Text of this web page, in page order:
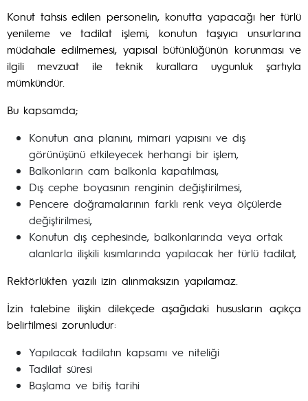
Konut tahsis edilen personelin, konutta yapacağı her türlü
yenileme ve tadilat işlemi, konutun taşıyıcı unsurlarına
müdahale edilmemesi, yapısal bütünlüğünün korunması ve
ilgili mevzuat ile teknik kurallara uygunluk şartıyla
mümkündür.
Bu kapsamda;
Konutun ana planını, mimari yapısını ve dış
görünüşünü etkileyecek herhangi bir işlem,
Balkonların cam balkonla kapatılması,
Dış cephe boyasının renginin değiştirilmesi,
Pencere doğramalarının farklı renk veya ölçülerde
değiştirilmesi,
Konutun dış cephesinde, balkonlarında veya ortak
alanlarla ilişkili kısımlarında yapılacak her türlü tadilat,
Rektörlükten yazılı izin alınmaksızın yapılamaz.
İzin talebine ilişkin dilekçede aşağıdaki hususların açıkça
belirtilmesi zorunludur:
Yapılacak tadilatın kapsamı ve niteliği
Tadilat süresi
Başlama ve bitiş tarihi